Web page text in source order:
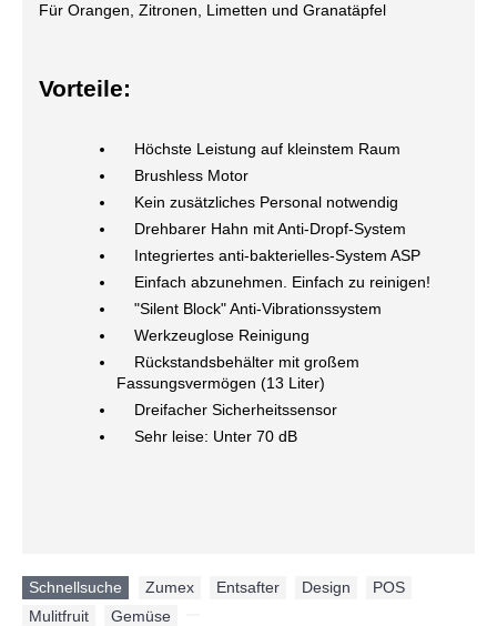
Für Orangen, Zitronen, Limetten und Granatäpfel
Vorteile:
Höchste Leistung auf kleinstem Raum
Brushless Motor
Kein zusätzliches Personal notwendig
Drehbarer Hahn mit Anti-Dropf-System
Integriertes anti-bakterielles-System ASP
Einfach abzunehmen. Einfach zu reinigen!
"Silent Block" Anti-Vibrationssystem
Werkzeuglose Reinigung
Rückstandsbehälter mit großem
Fassungsvermögen (13 Liter)
Dreifacher Sicherheitssensor
Sehr leise: Unter 70 dB
Schnellsuche Zumex Entsafter Design POS
Mulitfruit
Gemüse